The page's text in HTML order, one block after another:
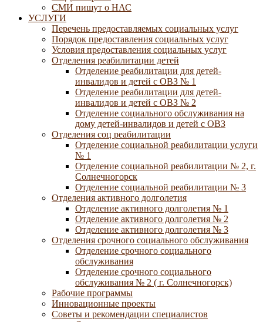
СМИ пишут о НАС
УСЛУГИ
Перечень предоставляемых социальных услуг
Порядок предоставления социальных услуг
Условия предоставления социальных услуг
Отделения реабилитации детей
Отделение реабилитации для детей-
инвалидов и детей с ОВЗ № 1
Отделение реабилитации для детей-
инвалидов и детей с ОВЗ № 2
Отделение социального обслуживания на
дому детей-инвалидов и детей с ОВЗ
Отделения соц реабилитации
Отделение социальной реабилитации услуги
№ 1
Отделение социальной реабилитации № 2, г.
Солнечногорск
Отделение социальной реабилитации № 3
Отделения активного долголетия
Отделение активного долголетия № 1
Отделение активного долголетия № 2
Отделение активного долголетия № 3
Отделения срочного социального обслуживания
Отделение срочного социального
обслуживания
Отделение срочного социального
обслуживания № 2 ( г. Солнечногорск)
Рабочие программы
Инновационные проекты
Советы и рекомендации специалистов